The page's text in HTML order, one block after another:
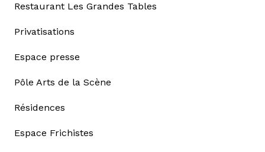
Restaurant Les Grandes Tables
Privatisations
Espace presse
Pôle Arts de la Scène
Résidences
Espace Frichistes